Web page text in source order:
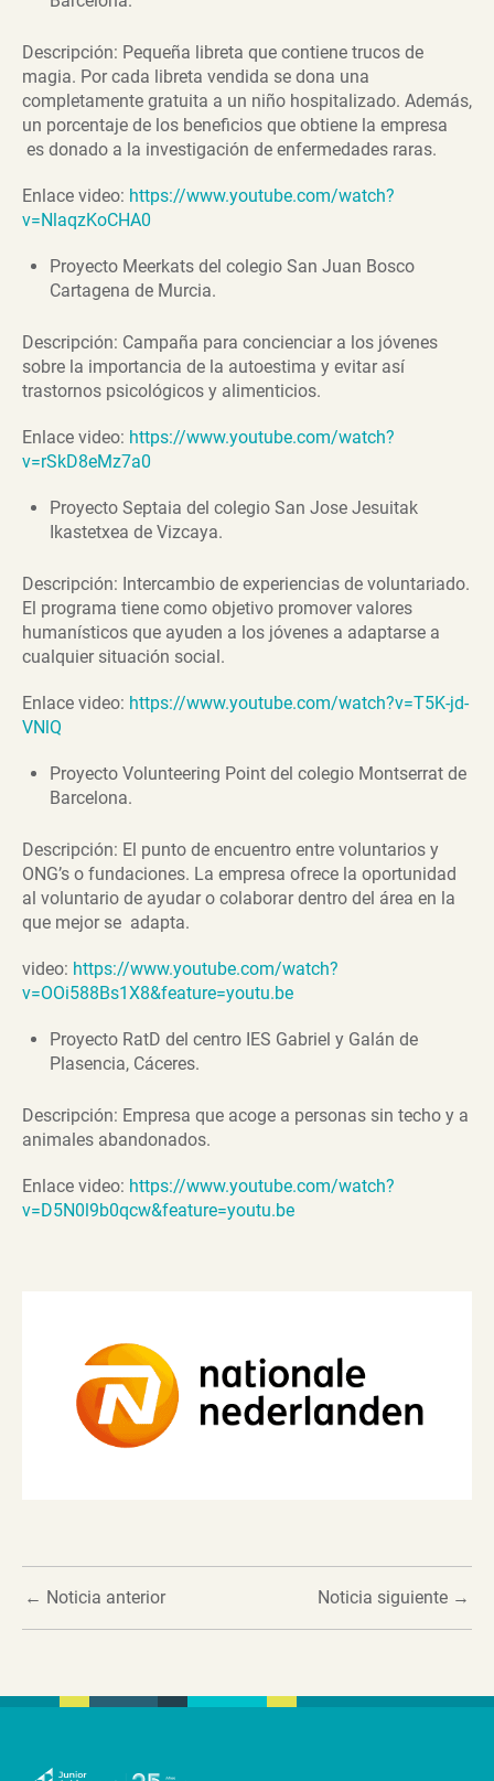
Descripción: Pequeña libreta que contiene trucos de
magia. Por cada libreta vendida se dona una
completamente gratuita a un niño hospitalizado. Además,
un porcentaje de los beneficios que obtiene la empresa
es donado a la investigación de enfermedades raras.
Enlace video: https://www.youtube.com/watch?
v=NlaqzKoCHA0
Proyecto Meerkats del colegio San Juan Bosco
Cartagena de Murcia.
Descripción: Campaña para concienciar a los jóvenes
sobre la importancia de la autoestima y evitar así
trastornos psicológicos y alimenticios.
Enlace video: https://www.youtube.com/watch?
v=rSkD8eMz7a0
Proyecto Septaia del colegio San Jose Jesuitak
Ikastetxea de Vizcaya.
Descripción: Intercambio de experiencias de voluntariado.
El programa tiene como objetivo promover valores
humanísticos que ayuden a los jóvenes a adaptarse a
cualquier situación social.
Enlace video: https://www.youtube.com/watch?v=T5K-jd-
VNlQ
Proyecto Volunteering Point del colegio Montserrat de
Barcelona.
Descripción: El punto de encuentro entre voluntarios y
ONG’s o fundaciones. La empresa ofrece la oportunidad
al voluntario de ayudar o colaborar dentro del área en la
que mejor se adapta.
video: https://www.youtube.com/watch?
v=OOi588Bs1X8&feature=youtu.be
Proyecto RatD del centro IES Gabriel y Galán de
Plasencia, Cáceres.
Descripción: Empresa que acoge a personas sin techo y a
animales abandonados.
Enlace video: https://www.youtube.com/watch?
v=D5N0l9b0qcw&feature=youtu.be
← Noticia anterior Noticia siguiente →